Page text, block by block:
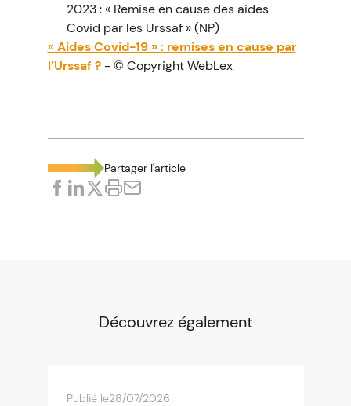
2023 : « Remise en cause des aides
Covid par les Urssaf » (NP)
« Aides Covid-19 » : remises en cause par
l’Urssaf ?- © Copyright WebLex
Partager l'article
Découvrez également
Publié le28/07/2026